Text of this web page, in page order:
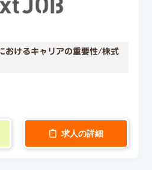
おけるキャリアの重要性/株式
求人の詳細